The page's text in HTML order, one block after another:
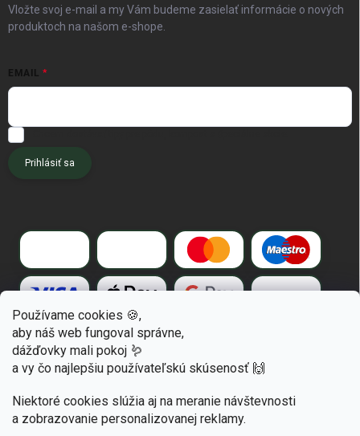
Používame cookies 🍪,
aby náš web fungoval správne,
dážďovky mali pokoj 🪱
a vy čo najlepšiu používateľskú skúsenosť 🙌
Niektoré cookies slúžia aj na meranie návštevnosti
a zobrazovanie personalizovanej reklamy.
Vložte svoj e-mail a my Vám budeme zasielať informácie o nových
produktoch na našom e-shope.
EMAIL
Prihlásiť sa